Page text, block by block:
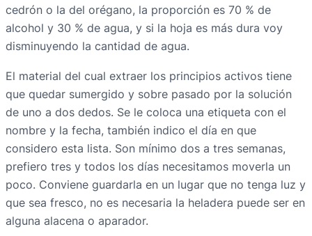
cedrón o la del orégano, la proporción es 70 % de
alcohol y 30 % de agua, y si la hoja es más dura voy
disminuyendo la cantidad de agua.
El material del cual extraer los principios activos tiene
que quedar sumergido y sobre pasado por la solución
de uno a dos dedos. Se le coloca una etiqueta con el
nombre y la fecha, también indico el día en que
considero esta lista. Son mínimo dos a tres semanas,
prefiero tres y todos los días necesitamos moverla un
poco. Conviene guardarla en un lugar que no tenga luz y
que sea fresco, no es necesaria la heladera puede ser en
alguna alacena o aparador.